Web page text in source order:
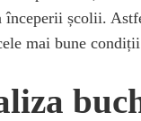
începerii școlii.
mai bune